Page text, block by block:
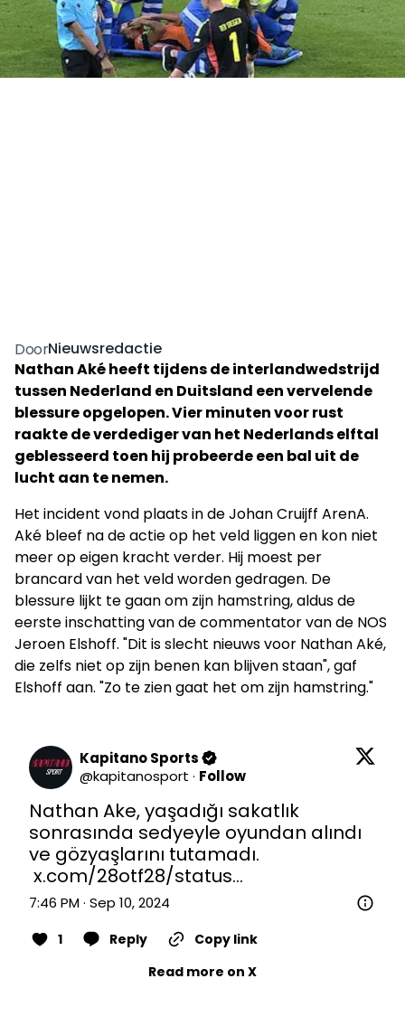
DoorNieuwsredactie
Nathan Aké heeft tijdens de interlandwedstrijd
tussen Nederland en Duitsland een vervelende
blessure opgelopen. Vier minuten voor rust
raakte de verdediger van het Nederlands elftal
geblesseerd toen hij probeerde een bal uit de
lucht aan te nemen.
Het incident vond plaats in de Johan Cruijff ArenA.
Aké bleef na de actie op het veld liggen en kon niet
meer op eigen kracht verder. Hij moest per
brancard van het veld worden gedragen. De
blessure lijkt te gaan om zijn hamstring, aldus de
eerste inschatting van de commentator van de NOS
Jeroen Elshoff. "Dit is slecht nieuws voor Nathan Aké,
die zelfs niet op zijn benen kan blijven staan", gaf
Elshoff aan. "Zo te zien gaat het om zijn hamstring."
Kapitano Sports
@kapitanosport · Follow
Nathan Ake, yaşadığı sakatlık
sonrasında sedyeyle oyundan alındı
ve gözyaşlarını tutamadı.
x.com/28otf28/status…
7:46 PM · Sep 10, 2024
1 Reply
Copy link
Read more on X